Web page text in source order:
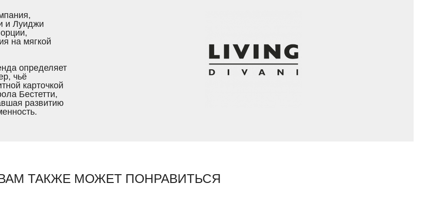
и Луиджи
на мягкой
определяет
чьё
карточкой
Бестетти,
развитию
ТАКЖЕ МОЖЕТ ПОНРАВИТЬСЯ